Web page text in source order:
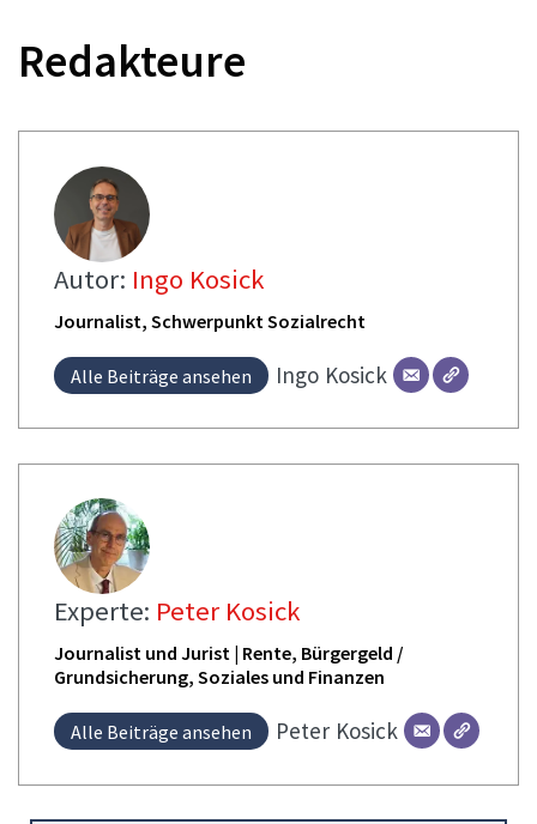
Redakteure
Autor: Ingo Kosick
Journalist, Schwerpunkt Sozialrecht
Alle Beiträge ansehen Ingo Kosick
Experte: Peter Kosick
Journalist und Jurist | Rente, Bürgergeld /
Grundsicherung, Soziales und Finanzen
Alle Beiträge ansehen Peter Kosick